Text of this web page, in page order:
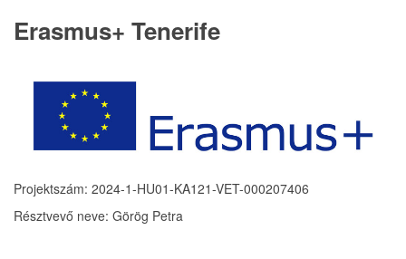
Erasmus+ Tenerife
Projektszám: 2024-1-HU01-KA121-VET-000207406
Résztvevő neve: Görög Petra